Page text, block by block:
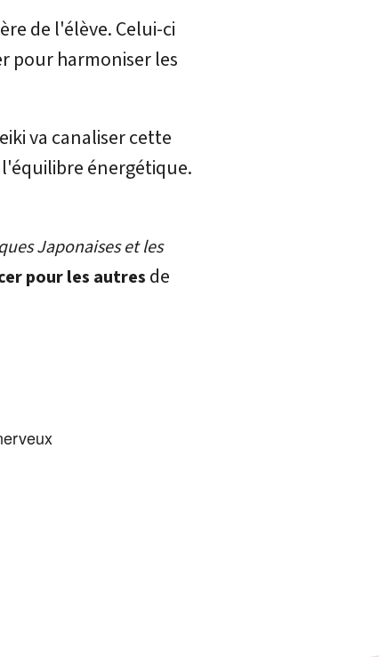
de l'élève. Celui-ci
pour harmoniser les
va canaliser cette
énergétique.
Japonaises et les
pour les autres de